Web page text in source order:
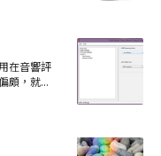
在音響評
頗，就...